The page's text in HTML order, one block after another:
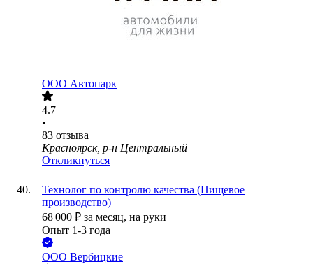
ООО Автопарк
4.7
•
83 отзыва
Красноярск, р-н Центральный
Откликнуться
Технолог по контролю качества (Пищевое
производство)
68 000 ₽ за месяц, на руки
Опыт 1-3 года
ООО Вербицкие